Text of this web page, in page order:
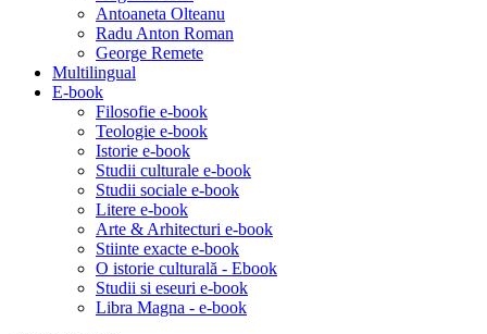
Antoaneta Olteanu
Radu Anton Roman
George Remete
Multilingual
E-book
Filosofie e-book
Teologie e-book
Istorie e-book
Studii culturale e-book
Studii sociale e-book
Litere e-book
Arte & Arhitecturi e-book
Stiinte exacte e-book
O istorie culturală - Ebook
Studii si eseuri e-book
Libra Magna - e-book